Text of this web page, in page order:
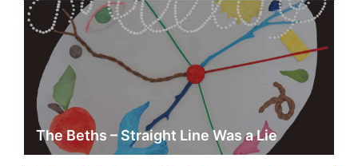
The Beths – Straight Line Was a Lie